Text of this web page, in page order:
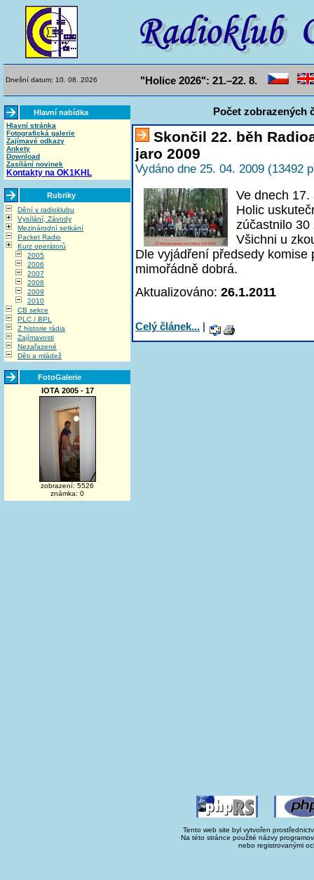
Dnešní datum: 10. 08. 2026 "Holice 2026": 21.–22. 8.
Hlavní nabídka
Hlavní stránka
Fotografická galerie
Zajímavé odkazy
Ankety
Download
Zasílání novinek
Kontakty na OK1KHL
Rubriky
Dění v radioklubu
Vysílání, Závody
Mezinárodní setkání
Packet Radio
Kurz operátorů
2005
2006
2007
2008
2009
2010
CB sekce
PLC / BPL
Z historie rádia
Zajímavosti
Nezařazené
Děti a mládež
FotoGalerie
IOTA 2005 - 17
zobrazení: 5526
známka: 0
Počet zobrazených
Skončil 22. běh
jaro 2009
Vydáno dne 25. 04. 2009 (13492
Ve dnech 17.
Holic
zúčastnilo
Všichni u
Dle vyjádření předsedy
mimořádně dobrá.
Aktualizováno: 26.1.2011
Celý článek... |
Tento web site byl vytvořen
Na této stránce použité názvy
nebo registrovanými